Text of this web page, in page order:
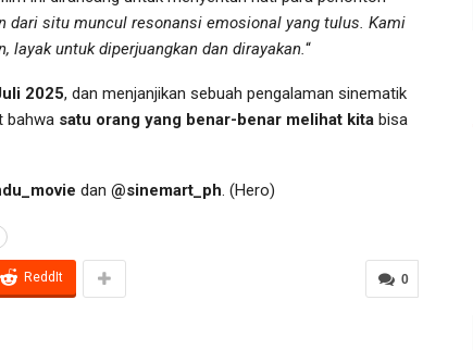
dari situ muncul resonansi emosional yang tulus. Kami
untuk diperjuangkan dan dirayakan.“
2025, dan menjanjikan sebuah pengalaman sinematik
bahwa satu orang yang benar-benar melihat kita bisa
dan @sinemart_ph. (Hero)
0
ReddIt